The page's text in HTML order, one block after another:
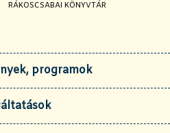
JELENLEGI OLDAL:
RÁKOSCSABAI KÖNYVTÁR
programok